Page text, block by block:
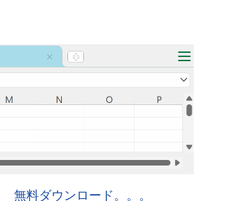
無料ダウンロード。。。